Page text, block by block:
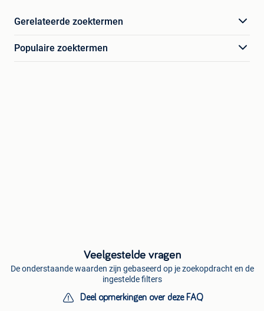
Gerelateerde zoektermen
Populaire zoektermen
Veelgestelde vragen
De onderstaande waarden zijn gebaseerd op je zoekopdracht en de
ingestelde filters
Deel opmerkingen over deze FAQ